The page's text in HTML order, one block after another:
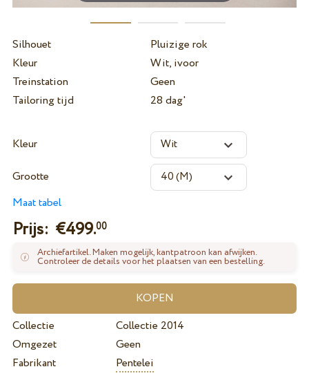
Silhouet
Pluizige rok
Kleur
Wit, ivoor
Treinstation
Geen
Tailoring tijd
28 dag'
Kleur
Grootte
Maat tabel
Prijs: €499.00
Archiefartikel. Maken mogelijk, kantpatroon kan afwijken.
Controleer de details voor het plaatsen van een bestelling.
Collectie
Collectie 2014
Omgezet
Geen
Fabrikant
Pentelei